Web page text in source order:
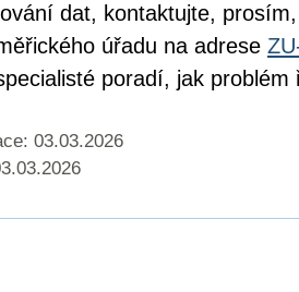
dat, kontaktujte,
úřadu na adrese
poradí, jak problém
03.03.2026